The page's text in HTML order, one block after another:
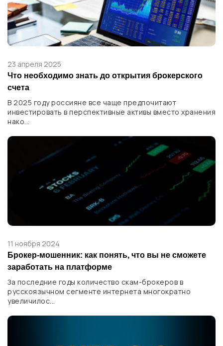
23 апреля 2025
Что необходимо знать до открытия брокерского
счета
В 2025 году россияне все чаще предпочитают
инвестировать в перспективные активы вместо хранения
нако...
11 ноября 2024
Брокер-мошенник: как понять, что вы не сможете
заработать на платформе
За последние годы количество скам-брокеров в
русскоязычном сегменте интернета многократно
увеличилос...